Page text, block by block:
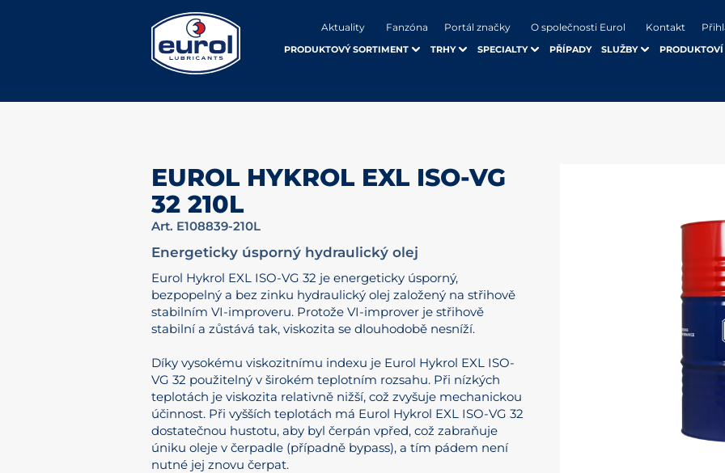
Aktuality Fanzóna Portál značky O společnosti Eurol Kontakt
PRODUKTOVÝ SORTIMENT TRHY SPECIALTY PŘÍPADY SLUŽBY
EUROL HYKROL EXL ISO-VG
32 210L
Art. E108839-210L
Energeticky úsporný hydraulický olej
Eurol Hykrol EXL ISO-VG 32 je energeticky úsporný,
bezpopelný a bez zinku hydraulický olej založený na střihově
stabilním VI-improveru. Protože VI-improver je střihově
stabilní a zůstává tak, viskozita se dlouhodobě nesníží.
Díky vysokému viskozitnímu indexu je Eurol Hykrol EXL ISO-
VG 32 použitelný v širokém teplotním rozsahu. Při nízkých
teplotách je viskozita relativně nižší, což zvyšuje mechanickou
účinnost. Při vyšších teplotách má Eurol Hykrol EXL ISO-VG 32
dostatečnou hustotu, aby byl čerpán vpřed, což zabraňuje
úniku oleje v čerpadle (případně bypass), a tím pádem není
nutné jej znovu čerpat.